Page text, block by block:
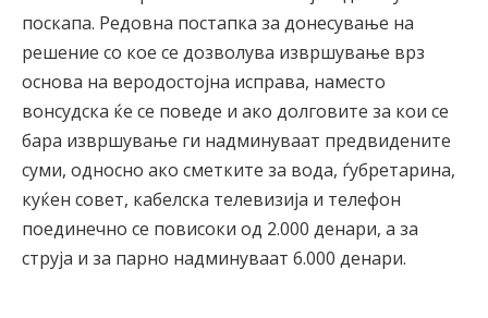
поскапа. Редовна постапка за донесување на
решение со кое се дозволува извршување врз
основа на веродостојна исправа, наместо
вонсудска ќе се поведе и ако долговите за кои се
бара извршување ги надминуваат предвидените
суми, односно ако сметките за вода, ѓубретарина,
куќен совет, кабелска телевизија и телефон
поединечно се повисоки од 2.000 денари, а за
струја и за парно надминуваат 6.000 денари.